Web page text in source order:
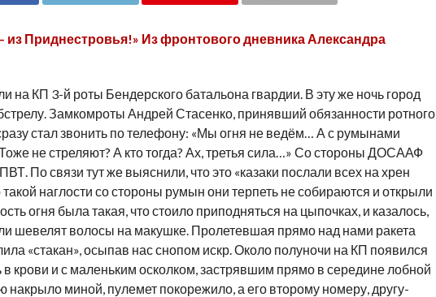
Приднестровья!» Из фронтового дневника Александра
на КП 3-й роты Бендерского батальона гвардии. В эту же ночь город
Замкомроты Андрей Стасенко, принявший обязанности ротного
стал звонить по телефону: «Мы огня не ведём… А с румынами
не стреляют? А кто тогда? Ах, третья сила…» Со стороны ДОСААФ
По связи тут же выяснили, что это «казаки послали всех на хрен
наглости со стороны румын они терпеть не собираются и открыли
огня была такая, что стоило приподняться на цыпочках, и казалось,
шевелят волосы на макушке. Пролетевшая прямо над нами ракета
«стакан», осыпав нас снопом искр. Около полуночи на КП появился
крови и с маленьким осколком, застрявшим прямо в середине лобной
накрыло миной, пулемет покорежило, а его второму номеру, другу-